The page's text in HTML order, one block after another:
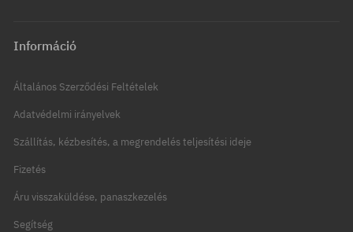
Információ
Általános Szerződési Feltételek
Adatvédelmi irányelvek
Szállítás, kézbesítés, a megrendelés teljesítési ideje
Fizetés
Áru visszaküldése, panaszkezelés
Segítség